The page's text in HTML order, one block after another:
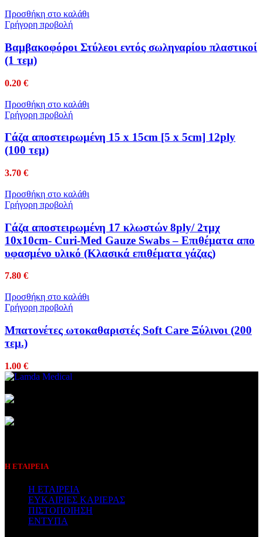
Προσθήκη στο καλάθι
Γρήγορη προβολή
Βαμβακοφόροι Στύλεοι εντός σωληναρίου πλαστικοί
(1 τεμ)
0.20 €
Προσθήκη στο καλάθι
Γρήγορη προβολή
Γάζα αποστειρωμένη 15 x 15cm [5 x 5cm] 12ply
(100 τεμ)
3.70 €
Προσθήκη στο καλάθι
Γρήγορη προβολή
Γάζα αποστειρωμένη 17 κλωστών 8ply/ 2τμχ
10x10cm- Curi-Med Gauze Swabs – Επιθέματα απο
υφασμένο υλικό (Κλασικά επιθέματα γάζας)
7.80 €
Προσθήκη στο καλάθι
Γρήγορη προβολή
Μπατονέτες ωτοκαθαριστές Soft Care Ξύλινοι (200
τεμ.)
1.00 €
Η ΕΤΑΙΡΕΙΑ
Η ΕΤΑΙΡΕΙΑ
ΕΥΚΑΙΡΙΕΣ ΚΑΡΙΕΡΑΣ
ΠΙΣΤΟΠΟΙΗΣΗ
ΕΝΤΥΠΑ